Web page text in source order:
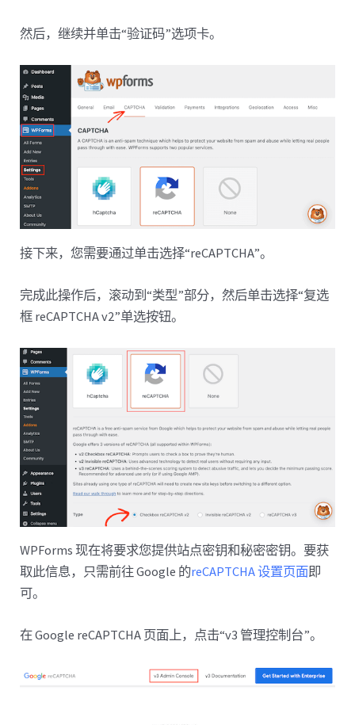
然后，继续并单击“验证码”选项卡。
接下来，您需要通过单击选择“reCAPTCHA”。
完成此操作后，滚动到“类型”部分，然后单击选择“复选
框 reCAPTCHA v2”单选按钮。
WPForms 现在将要求您提供站点密钥和秘密密钥。要获
取此信息，只需前往 Google 的reCAPTCHA 设置页面即
可。
在 Google reCAPTCHA 页面上，点击“v3 管理控制台”。